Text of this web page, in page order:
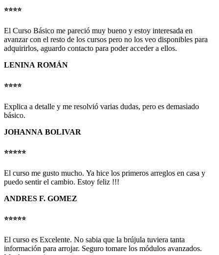
⭐️⭐️⭐️⭐️
El Curso Básico me pareció muy bueno y estoy interesada en
avanzar con el resto de los cursos pero no los veo disponibles para
adquirirlos, aguardo contacto para poder acceder a ellos.
LENINA ROMÁN
⭐️⭐️⭐️⭐️
Explica a detalle y me resolvió varias dudas, pero es demasiado
básico.
JOHANNA BOLIVAR
⭐️⭐️⭐️⭐️⭐️
El curso me gusto mucho. Ya hice los primeros arreglos en casa y
puedo sentir el cambio. Estoy feliz !!!
ANDRES F. GOMEZ
⭐️⭐️⭐️⭐️⭐️
El curso es Excelente. No sabia que la brújula tuviera tanta
información para arrojar. Seguro tomare los módulos avanzados.